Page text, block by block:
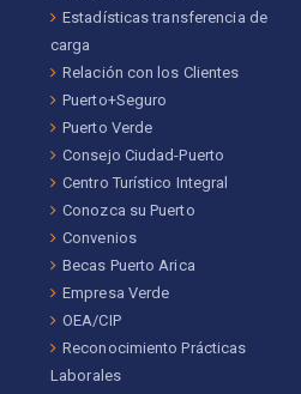
Estadísticas transferencia de
carga
Relación con los Clientes
Puerto+Seguro
Puerto Verde
Consejo Ciudad-Puerto
Centro Turístico Integral
Conozca su Puerto
Convenios
Becas Puerto Arica
Empresa Verde
OEA/CIP
Reconocimiento Prácticas
Laborales